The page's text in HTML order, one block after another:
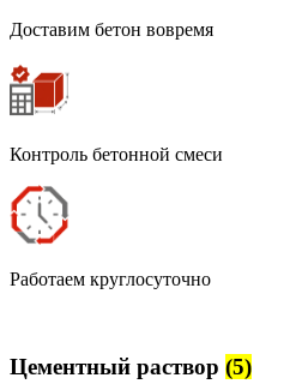
Доставим бетон вовремя
Контроль бетонной смеси
Работаем круглосуточно
Цементный раствор (5)